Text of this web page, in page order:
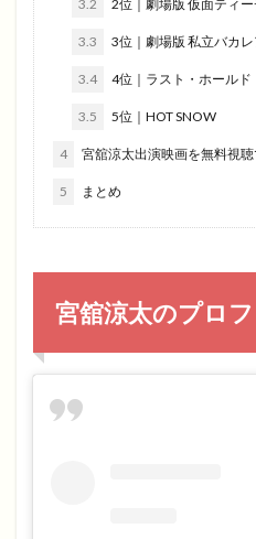
3.2 2位｜劇場版 仮面ティ
3.3 3位｜劇場版 私立バカ
3.4 4位｜ラスト・ホールド
3.5 5位｜HOT SNOW
4 宮舘涼太出演映画を無料視
5 まとめ
宮舘涼太のプロ